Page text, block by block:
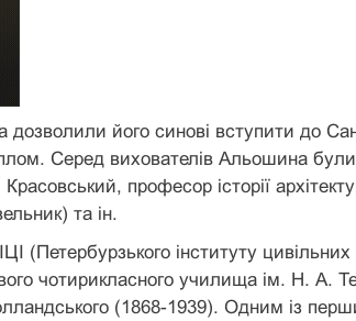
його синові вступити до
Серед вихователів Альошина були
Красовський, професор історії
та ін.
(Петербурзького інституту
чотирикласного училища ім. Н. А.
(1868-1939). Одним із